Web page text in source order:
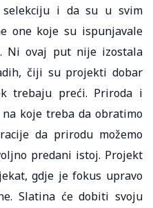
i da su u svim
one koje su ispunjavale
Ni ovaj put nije izostala
čiji su projekti dobar
trebaju preći. Priroda i
koje treba da obratimo
da prirodu možemo
predani istoj. Projekt
gdje je fokus upravo
Slatina će dobiti svoju